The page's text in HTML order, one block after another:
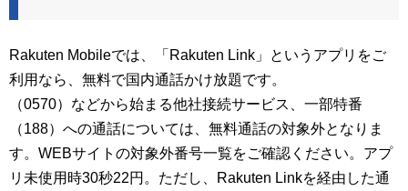
Rakuten Mobileでは、「Rakuten Link」というアプリをご
利用なら、無料で国内通話かけ放題です。
（0570）などから始まる他社接続サービス、一部特番
（188）への通話については、無料通話の対象外となりま
す。WEBサイトの対象外番号一覧をご確認ください。アプ
リ未使用時30秒22円。ただし、Rakuten Linkを経由した通